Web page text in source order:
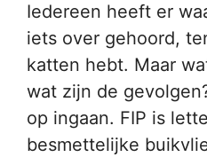
Iedereen heeft er
iets over gehoord,
katten hebt. Maar
wat zijn de
op ingaan. FIP is
besmettelijke